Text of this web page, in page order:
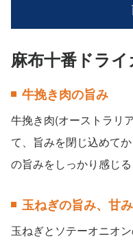
麻布十番ドラ
牛挽き肉の旨み
牛挽き肉(オーストラリ
て、旨みを閉じ込めて
の旨みをしっかり感じる
玉ねぎの旨み、甘み
玉ねぎとソテーオニオ